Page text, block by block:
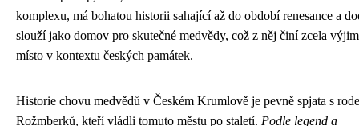
komplexu, má bohatou historii sahající až do období renesance a
slouží jako domov pro skutečné medvědy, což z něj činí zcela
místo v kontextu českých památek.
Historie chovu medvědů v Českém Krumlově je pevně spjata s
Rožmberků, kteří vládli tomuto městu po staletí. Podle legend a